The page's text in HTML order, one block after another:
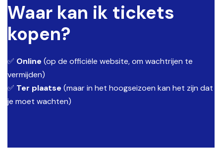
Waar kan ik tickets
kopen?
✅ Online (op de officiële website, om wachtrijen te
vermijden)
✅ Ter plaatse (maar in het hoogseizoen kan het zijn dat
je moet wachten)